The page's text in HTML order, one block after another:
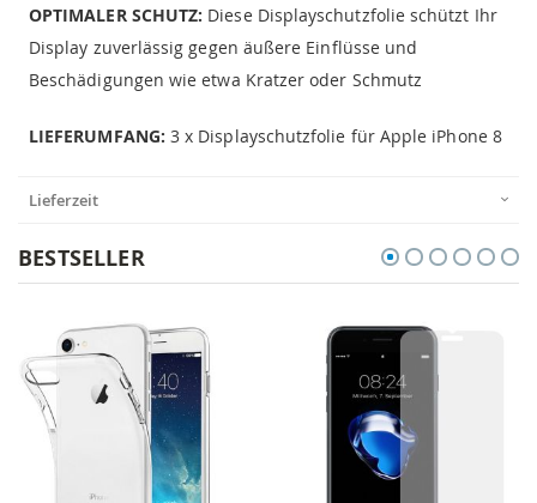
OPTIMALER SCHUTZ: Diese Displayschutzfolie schützt Ihr
Display zuverlässig gegen äußere Einflüsse und
Beschädigungen wie etwa Kratzer oder Schmutz
LIEFERUMFANG: 3 x Displayschutzfolie für Apple iPhone 8
Lieferzeit
BESTSELLER